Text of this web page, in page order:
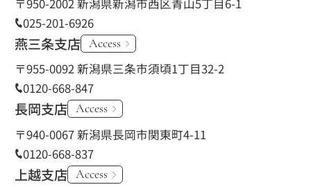
〒950-2002 新潟県新潟市西区青山5丁目6-1
025-201-6926
燕三条支店 Access
〒955-0092 新潟県三条市須頃1丁目32-2
0120-668-847
長岡支店 Access
〒940-0067 新潟県長岡市関東町4-11
0120-668-837
上越支店 Access